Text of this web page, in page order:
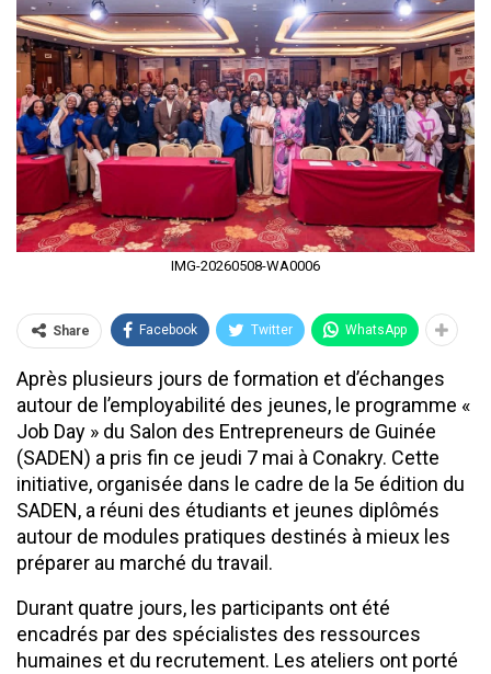
IMG-20260508-WA0006
Share Facebook Twitter WhatsApp
Après plusieurs jours de formation et d’échanges
autour de l’employabilité des jeunes, le programme «
Job Day » du Salon des Entrepreneurs de Guinée
(SADEN) a pris fin ce jeudi 7 mai à Conakry. Cette
initiative, organisée dans le cadre de la 5e édition du
SADEN, a réuni des étudiants et jeunes diplômés
autour de modules pratiques destinés à mieux les
préparer au marché du travail.
Durant quatre jours, les participants ont été
encadrés par des spécialistes des ressources
humaines et du recrutement. Les ateliers ont porté